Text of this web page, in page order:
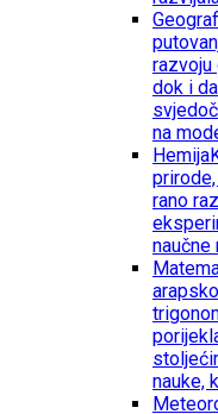
razvoju
dok i
na
Hemija
rano
naučne
nauke,